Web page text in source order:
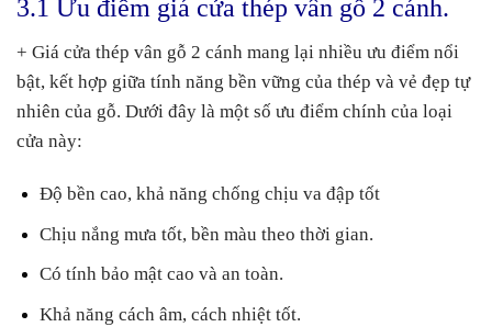
3.1 Ưu điểm giá cửa thép vân gỗ 2 cánh.
+ Giá cửa thép vân gỗ 2 cánh mang lại nhiều ưu điểm nổi
bật, kết hợp giữa tính năng bền vững của thép và vẻ đẹp tự
nhiên của gỗ. Dưới đây là một số ưu điểm chính của loại
cửa này:
Độ bền cao, khả năng chống chịu va đập tốt
Chịu nắng mưa tốt, bền màu theo thời gian.
Có tính bảo mật cao và an toàn.
Khả năng cách âm, cách nhiệt tốt.